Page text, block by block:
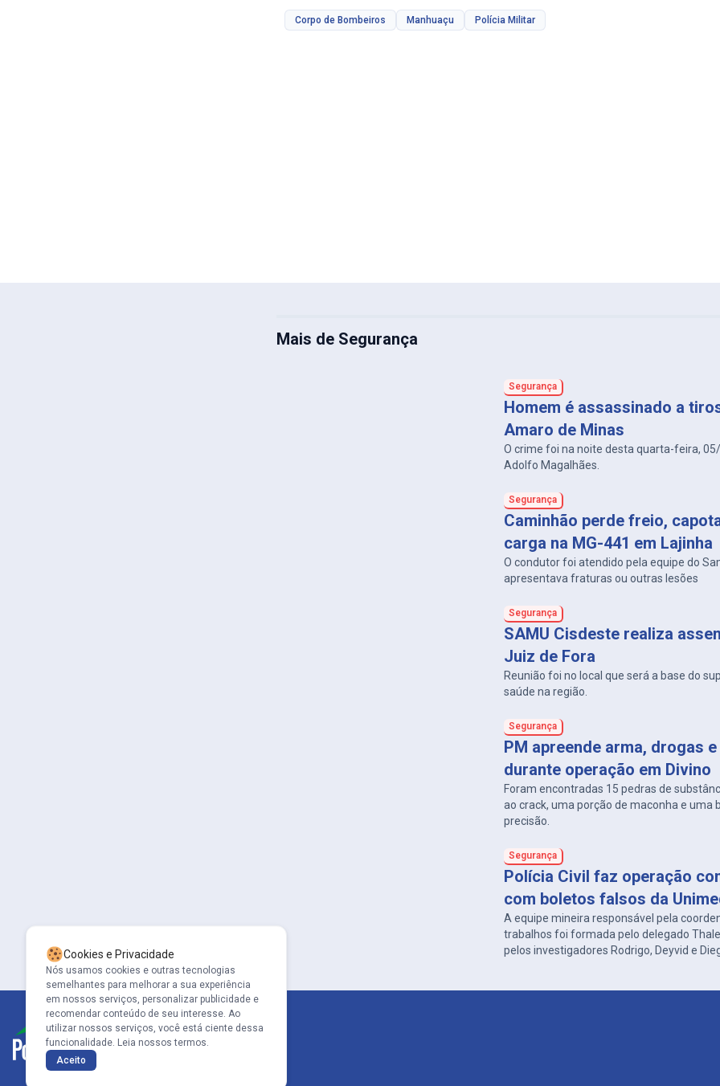
Corpo de Bombeiros Manhuaçu Polícia Militar
Mais de Segurança
Segurança
Homem é assassinado a
Amaro de Minas
O crime foi na noite desta quarta-feira,
Adolfo Magalhães.
Segurança
Caminhão perde freio,
carga na MG-441 em Lajinha
O condutor foi atendido pela equipe do
apresentava fraturas ou outras lesões
Segurança
SAMU Cisdeste realiza
Juiz de Fora
Reunião foi no local que será a base do
saúde na região.
Segurança
PM apreende arma, drogas
durante operação em Divino
Foram encontradas 15 pedras de
ao crack, uma porção de maconha e uma
precisão.
Segurança
Polícia Civil faz operação
com boletos falsos da
A equipe mineira responsável pela
trabalhos foi formada pelo delegado
pelos investigadores Rodrigo, Deyvid e
Cookies e Privacidade
Nós usamos cookies e outras tecnologias
semelhantes para melhorar a sua experiência
em nossos serviços, personalizar publicidade e
recomendar conteúdo de seu interesse. Ao
utilizar nossos serviços, você está ciente dessa
funcionalidade. Leia nossos termos.
Aceito